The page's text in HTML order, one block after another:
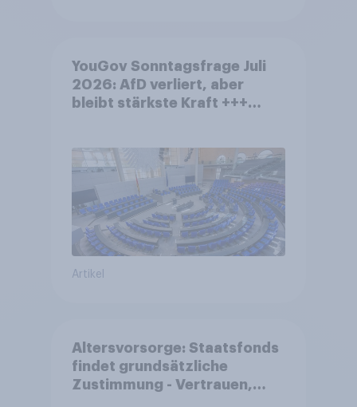
YouGov Sonntagsfrage Juli
2026: AfD verliert, aber
bleibt stärkste Kraft +++
Artikel
Altersvorsorge: Staatsfonds
findet grundsätzliche
Zustimmung - Vertrauen,